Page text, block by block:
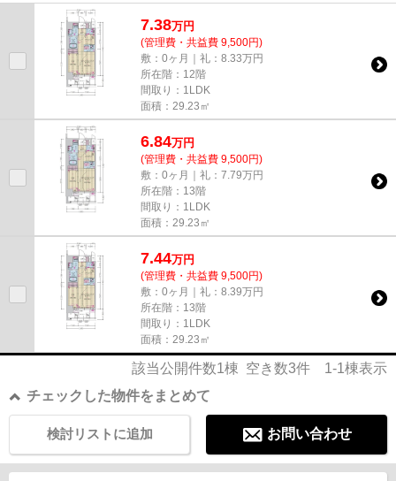
7.38万円
(管理費・共益費 9,500円)
敷：0ヶ月｜礼：8.33万円
所在階：12階
間取り：1LDK
面積：29.23㎡
6.84万円
(管理費・共益費 9,500円)
敷：0ヶ月｜礼：7.79万円
所在階：13階
間取り：1LDK
面積：29.23㎡
7.44万円
(管理費・共益費 9,500円)
敷：0ヶ月｜礼：8.39万円
所在階：13階
間取り：1LDK
面積：29.23㎡
該当公開件数1棟 空き数3件 1-1棟表示
チェックした物件をまとめて
お問い合わせ
検討リストに追加